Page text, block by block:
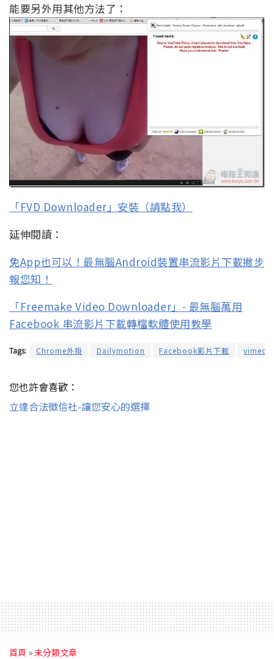
能要另外用其他方法了：
「FVD Downloader」安裝（請點我）
延伸閱讀：
免App也可以！最無腦Android裝置串流影片下載撇步
報您知！
「Freemake Video Downloader」- 最無腦萬用
Facebook 串流影片下載轉檔軟體使用教學
Tags: Chrome外掛 Dailymotion Facebook影片下載 vimeo
您也許會喜歡：
立達合法徵信社-讓您安心的選擇
首頁 »未分類文章